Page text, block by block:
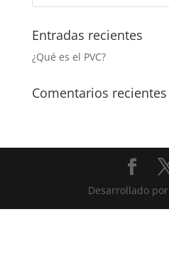
Entradas recientes
¿Qué es el PVC?
Comentarios recientes
Desarrollado por